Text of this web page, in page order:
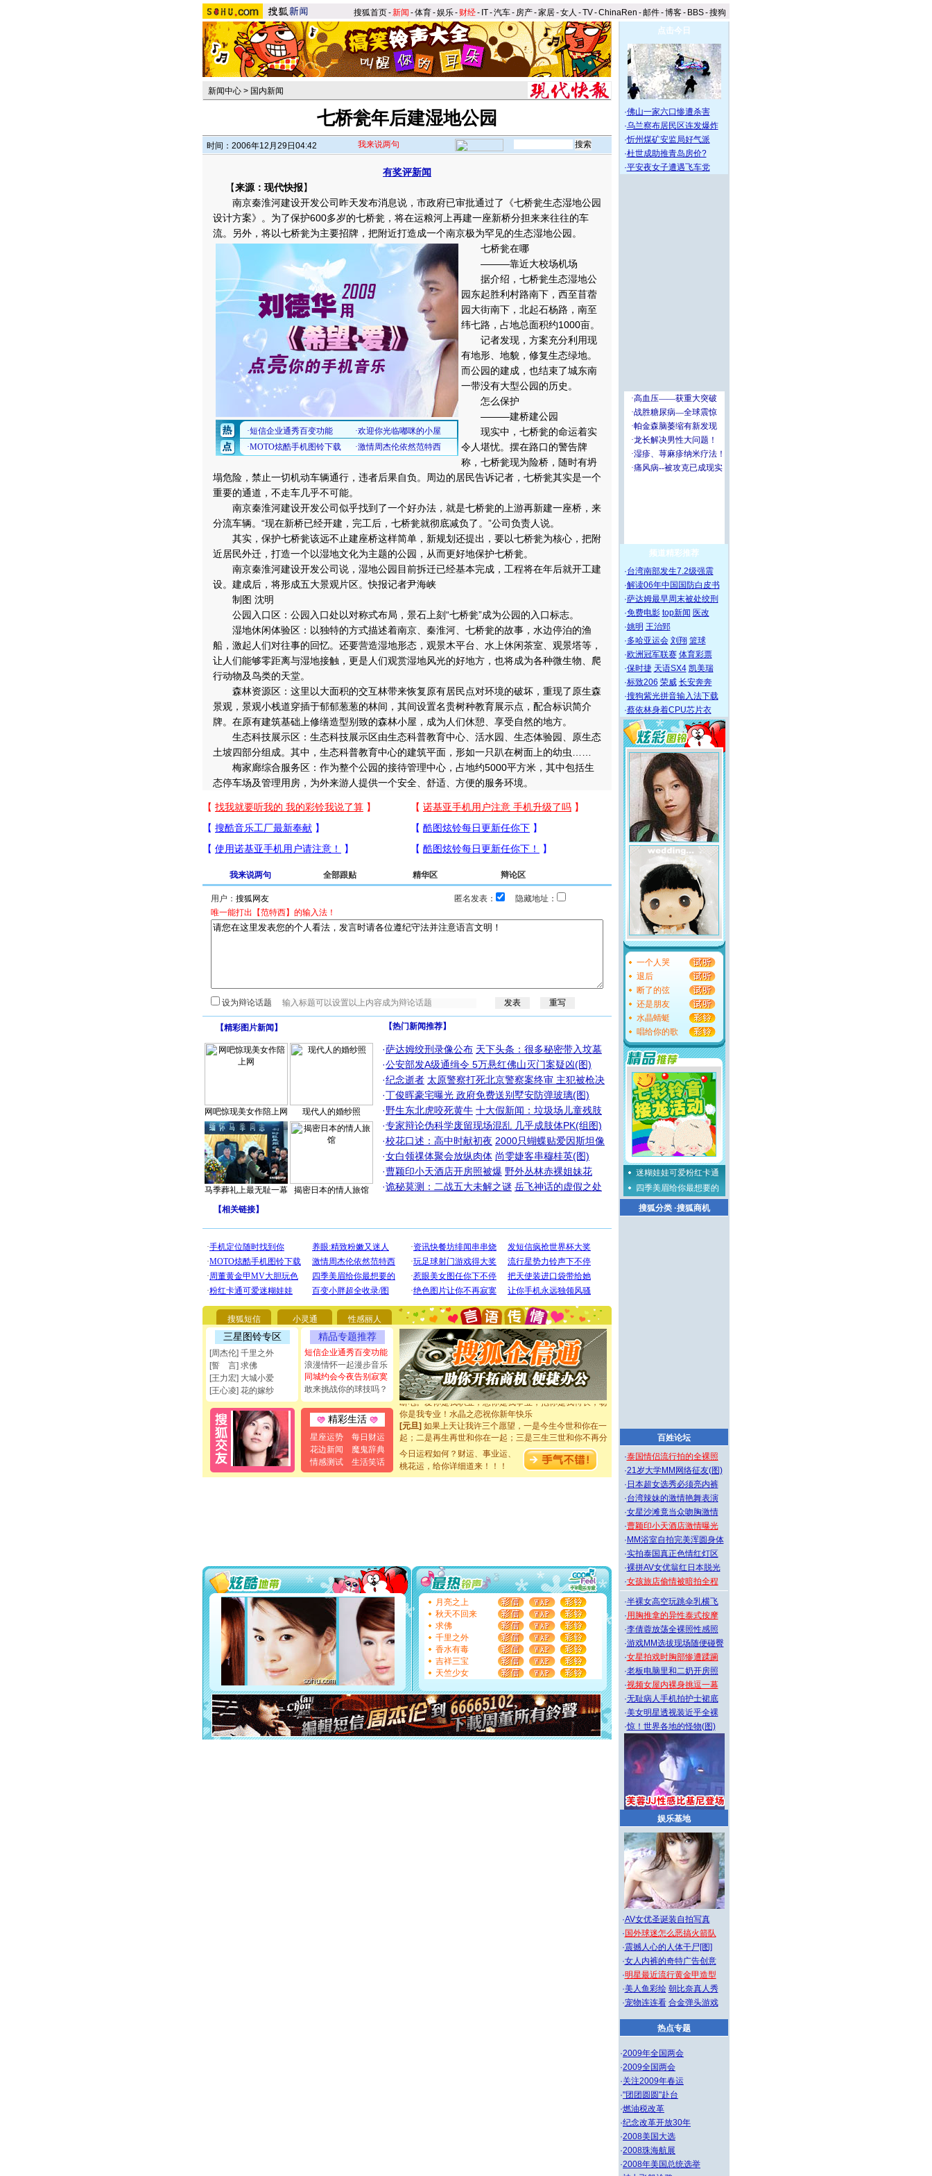
搜狐首页-新闻 -体育-娱乐- 财经- IT-汽车- 房产-家居-女人 -TV-ChinaRen -邮件-博客- BBS-搜狗
新闻中心 > 国内新闻
七桥瓮年后建湿地公园
时间：2006年12月29日04:42 我来说两句
有奖评新闻
【来源：现代快报】
南京秦淮河建设开发公司昨天发布消息说，市政府已审批通过了《七桥瓮生态湿地公园
设计方案》。为了保护600多岁的七桥瓮，将在运粮河上再建一座新桥分担来来往往的车
流。另外，将以七桥瓮为主要招牌，把附近打造成一个南京极为罕见的生态湿地公园。
七桥瓮在哪
———靠近大校场机场
据介绍，七桥瓮生态湿地公
园东起胜利村路南下，西至苜蓿
园大街南下，北起石杨路，南至
纬七路，占地总面积约1000亩。
记者发现，方案充分利用现
有地形、地貌，修复生态绿地。
而公园的建成，也结束了城东南
一带没有大型公园的历史。
怎么保护
———建桥建公园
现实中，七桥瓮的命运着实
令人堪忧。摆在路口的警告牌
称，七桥瓮现为险桥，随时有坍
塌危险，禁止一切机动车辆通行，违者后果自负。周边的居民告诉记者，七桥瓮其实是一个
重要的通道，不走车几乎不可能。
南京秦淮河建设开发公司似乎找到了一个好办法，就是七桥瓮的上游再新建一座桥，来
分流车辆。“现在新桥已经开建，完工后，七桥瓮就彻底减负了。”公司负责人说。
其实，保护七桥瓮该远不止建座桥这样简单，新规划还提出，要以七桥瓮为核心，把附
近居民外迁，打造一个以湿地文化为主题的公园，从而更好地保护七桥瓮。
南京秦淮河建设开发公司说，湿地公园目前拆迁已经基本完成，工程将在年后就开工建
设。建成后，将形成五大景观片区。快报记者尹海峡
制图 沈明
公园入口区：公园入口处以对称式布局，景石上刻“七桥瓮”成为公园的入口标志。
湿地休闲体验区：以独特的方式描述着南京、秦淮河、七桥瓮的故事，水边停泊的渔
船，激起人们对往事的回忆。还要营造湿地形态，观景木平台、水上休闲茶室、观景塔等，
让人们能够零距离与湿地接触，更是人们观赏湿地风光的好地方，也将成为各种微生物、爬
行动物及鸟类的天堂。
森林资源区：这里以大面积的交互林带来恢复原有居民点对环境的破坏，重现了原生森
景观，景观小栈道穿插于郁郁葱葱的林间，其间设置名贵树种教育展示点，配合标识简介
牌。在原有建筑基础上修缮造型别致的森林小屋，成为人们休憩、享受自然的地方。
生态科技展示区：生态科技展示区由生态科普教育中心、活水园、生态体验园、原生态
土坡四部分组成。其中，生态科普教育中心的建筑平面，形如一只趴在树面上的幼虫……
梅家廊综合服务区：作为整个公园的接待管理中心，占地约5000平方米，其中包括生
态停车场及管理用房，为外来游人提供一个安全、舒适、方便的服务环境。
我来说两句 全部跟贴 精华区 辩论区
用户： 匿名发表：
隐藏地址：
唯一能打出【范特西】的输入法！
设为辩论话题
【精彩图片新闻 】
网吧惊现美女作陪上网 现代人的婚纱照
马季葬礼上最无耻一幕 揭密日本的情人旅馆
【热门新闻推荐】
·萨达姆绞刑录像公布 天下头条：很多秘密带入坟墓
·公安部发A级通缉令 5万悬红佛山灭门案疑凶(图)
·纪念逝者 太原警察打死北京警察案终审 主犯被枪决
·丁俊晖豪宅曝光 政府免费送别墅安防弹玻璃(图)
·野生东北虎咬死黄牛 十大假新闻：垃圾场儿童残肢
·专家辩论伪科学废留现场混乱 几乎成肢体PK(组图)
·校花口述：高中时献初夜 2000只蝴蝶贴爱因斯坦像
·女白领祼体聚会放纵肉体 尚雯婕客串穆桂英(图)
·曹颖印小天酒店开房照被爆 野外丛林赤裸姐妹花
·诡秘莫测：二战五大未解之谜 岳飞神话的虚假之处
【相关链接】
搜狐短信 小灵通 性感丽人
三星图铃专区
[周杰伦] 千里之外
[誓 言] 求佛
[王力宏] 大城小爱
[王心凌] 花的嫁纱
精品专题推荐
短信企业通秀百变功能
浪漫情怀一起漫步音乐
同城约会今夜告别寂寞
敢来挑战你的球技吗？
精彩生活
星座运势
每日财运
花边新闻
魔鬼辞典
情感测试
生活笑话
[圣诞节]圣诞节到了，想想没什么送给你的，又不打算给
要平安！千万要知足！千万不要忘记我！
[圣诞节]不只这样的日子才会想起你,而是这样的日子才
能正大光明地骚扰你,告诉你,圣诞要快乐!新年要快乐!天天
都要快乐噢!
[圣诞节]奉上一颗祝福的心,在这个特别的日子里,愿幸福,
如意,快乐,鲜花,一切美好的祝愿与你同在.圣诞快乐!
[元旦]看到你我会触电；看不到你我要充电；没有你我会
断电。爱你是我职业，想你是我事业，抱你是我特长，吻
你是我专业！水晶之恋祝你新年快乐
[元旦]如果上天让我许三个愿望，一是今生今世和你在一
起；二是再生再世和你在一起；三是三生三世和你不再分
离。水晶之恋祝你新年快乐
[元旦]当我狠下心扭头离去那一刻，你在我身后无助地哭
泣，这痛楚让我明白我多么爱你。我转身抱住你：这猪不
卖了。水晶之恋祝你新年快乐。
你太多，只有给你五千万：千万快乐！千万要健康！千万
要平安！千万要知足！千万不要忘记我！
[圣诞节]不只这样的日子才会想起你,而是这样的日子才
能正大光明地骚扰你,告诉你,圣诞要快乐!新年要快乐!天天
都要快乐噢!
[圣诞节]
奉上一颗祝福的心,在这个特别的日子里,愿幸福,
如意,快乐,鲜花,一切美好的祝愿与你同在.圣诞快乐!
[元旦]
看到你我会触电；看不到你我要充电；没有你我会
断电。爱你是我职业，想你是我事业，抱你是我特长，吻
你是我专业！水晶之恋祝你新年快乐
[元旦]如果上天让我许三个愿望，一是今生今世和你在一
起；二是再生再世和你在一起；三是三生三世和你不再分
离。水晶之恋祝你新年快乐
[元旦]当我狠下心扭头离去那一刻，你在我身后无助地哭
泣，这痛楚让我明白我多么爱你。我转身抱住你：这猪不
今日运程如何？财运、事业运、
桃花运，给你详细道来！！！
月亮之上
秋天不回来
求佛
千里之外
香水有毒
吉祥三宝
天竺少女
点击今日
·佛山一家六口惨遭杀害
·乌兰察布居民区连发爆炸
·忻州煤矿安监局好气派
·杜世成助推青岛房价?
·平安夜女子遭遇飞车党
频道精彩推荐
·台湾南部发生7.2级强震
·解读06年中国国防白皮书
·萨达姆最早周末被处绞刑
·免费电影 top新闻 医改
·姚明 王治郅
·多哈亚运会 刘翔 篮球
·欧洲冠军联赛 体育彩票
·保时捷 天语SX4 凯美瑞
·标致206 荣威 长安奔奔
·搜狗紫光拼音输入法下载
·蔡依林身着CPU芯片衣
一个人哭
退后
断了的弦
还是朋友
水晶蜻蜓
唱给你的歌
迷糊娃娃可爱粉红卡通
四季美眉给你最想要的
搜狐分类·搜狐商机
百姓论坛
·泰国情侣流行拍的全裸照
·21岁大学MM网络征友(图)
· 日本超女选秀必须亮内裤
·台湾辣妹的激情艳舞表演
·女星沙滩竟当众吻胸激情
·曹颖印小天酒店激情曝光
· MM浴室自拍完美浑圆身体
·实拍泰国真正色情红灯区
·裸拼AV女优翁红日本脱光
·女孩旅店偷情被暗拍全程
·半裸女高空玩跳伞乳横飞
·用胸推拿的异性泰式按摩
·李倩蓉放荡全裸照性感照
·游戏MM选拔现场随便碰臀
·女星拍戏时胸部惨遭蹂躏
·老板电脑里和二奶开房照
·视频女屋内裸身挑逗一幕
·无耻病人手机拍护士裙底
·美女明星透视装近乎全裸
·惊！世界各地的怪物(图)
娱乐基地
·AV女优圣诞装自拍写真
· 国外球迷怎么恶搞火箭队
·震撼人心的人体干尸[图]
·女人内裤的奇特广告创意
·明星最近流行黄金甲造型
·美人鱼彩绘 朝比奈真人秀
·宠物连连看 合金弹头游戏
热点专题
·2009年全国两会
·2009全国两会
·关注2009年春运
·"团团圆圆"赴台
·燃油税改革
·纪念改革开放30年
·2008美国大选
·2008珠海航展
·2008年美国总统选举